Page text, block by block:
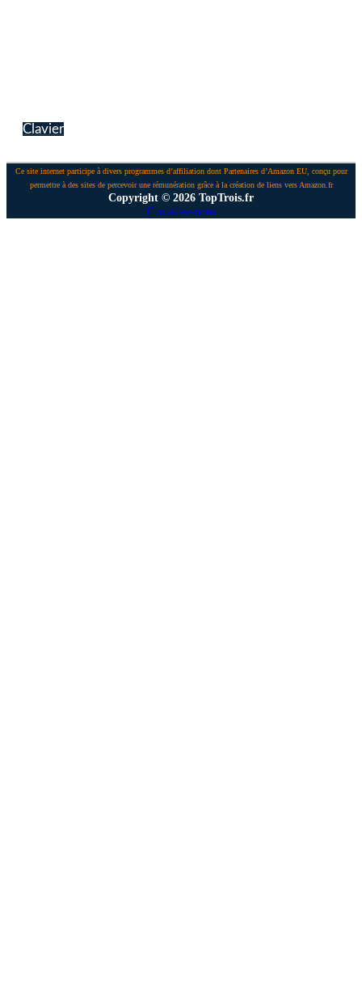
Clavier
Ce site internet participe à divers programmes d’affiliation dont Partenaires d’Amazon EU, conçu pour
permettre à des sites de percevoir une rémunération grâce à la création de liens vers Amazon.fr
Copyright © 2026 TopTrois.fr
Contactez-nous